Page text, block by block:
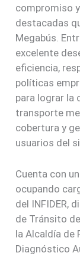
compromiso
destacadas
Megabús.
excelente
eficiencia,
políticas
para lograr la
transporte
cobertura y
usuarios del
Cuenta con
ocupando
del INFIDER,
de Tránsito
la Alcaldía de
Diagnóstico